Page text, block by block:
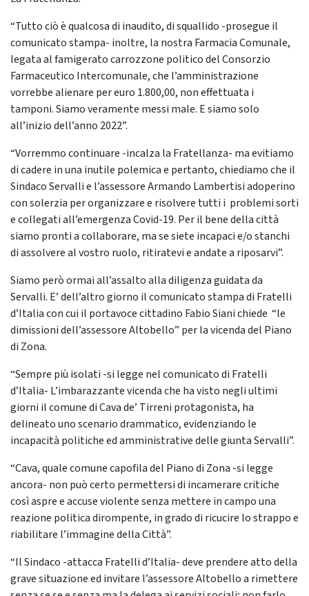
“Tutto ciò è qualcosa di inaudito, di squallido -prosegue il
comunicato stampa- inoltre, la nostra Farmacia Comunale,
legata al famigerato carrozzone politico del Consorzio
Farmaceutico Intercomunale, che l’amministrazione
vorrebbe alienare per euro 1.800,00, non effettuata i
tamponi. Siamo veramente messi male. E siamo solo
all’inizio dell’anno 2022”.
“Vorremmo continuare -incalza la Fratellanza- ma evitiamo
di cadere in una inutile polemica e pertanto, chiediamo che il
Sindaco Servalli e l’assessore Armando Lambertisi adoperino
con solerzia per organizzare e risolvere tutti i problemi sorti
e collegati all’emergenza Covid-19. Per il bene della città
siamo pronti a collaborare, ma se siete incapaci e/o stanchi
di assolvere al vostro ruolo, ritiratevi e andate a riposarvi”.
Siamo però ormai all’assalto alla diligenza guidata da
Servalli. E’ dell’altro giorno il comunicato stampa di Fratelli
d’Italia con cui il portavoce cittadino Fabio Siani chiede “le
dimissioni dell’assessore Altobello” per la vicenda del Piano
di Zona.
“Sempre più isolati -si legge nel comunicato di Fratelli
d’Italia- L’imbarazzante vicenda che ha visto negli ultimi
giorni il comune di Cava de’ Tirreni protagonista, ha
delineato uno scenario drammatico, evidenziando le
incapacità politiche ed amministrative delle giunta Servalli”.
“Cava, quale comune capofila del Piano di Zona -si legge
ancora- non può certo permettersi di incamerare critiche
così aspre e accuse violente senza mettere in campo una
reazione politica dirompente, in grado di ricucire lo strappo e
riabilitare l’immagine della Città”.
“Il Sindaco -attacca Fratelli d’Italia- deve prendere atto della
grave situazione ed invitare l’assessore Altobello a rimettere